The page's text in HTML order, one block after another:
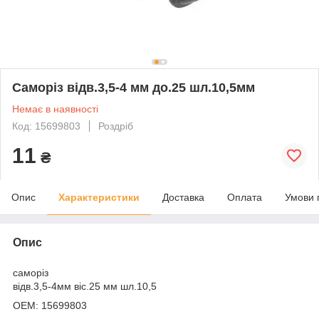
Саморіз відв.3,5-4 мм до.25 шл.10,5мм
Немає в наявності
Код: 15699803
Роздріб
11 ₴
Опис Характеристики Доставка Оплата Умови
Опис
саморіз
відв.3,5-4мм віс.25 мм шл.10,5
ОЕМ: 15699803